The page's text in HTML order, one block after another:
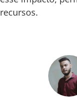
recursos.